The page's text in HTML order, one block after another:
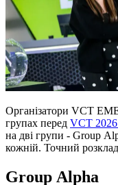
Організатори VCT
групах перед VCT
на дві групи - Group
кожній. Точний
Group Alpha